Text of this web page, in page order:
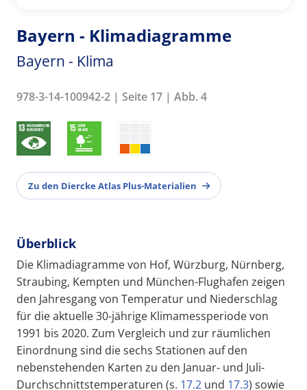
Bayern - Klimadiagramme
Bayern - Klima
978-3-14-100942-2 | Seite 17 | Abb. 4
Zu den Diercke Atlas Plus-Materialien
Überblick
Die Klimadiagramme von Hof, Würzburg, Nürnberg,
Straubing, Kempten und München-Flughafen zeigen
den Jahresgang von Temperatur und Niederschlag
für die aktuelle 30-jährige Klimamessperiode von
1991 bis 2020. Zum Vergleich und zur räumlichen
Einordnung sind die sechs Stationen auf den
nebenstehenden Karten zu den Januar- und Juli-
Durchschnittstemperaturen (s. 17.2 und 17.3) sowie